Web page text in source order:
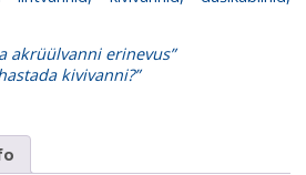
akrüülvanni erinevus”
kivivanni?”